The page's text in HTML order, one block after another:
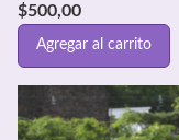
$500,00
Agregar al carrito